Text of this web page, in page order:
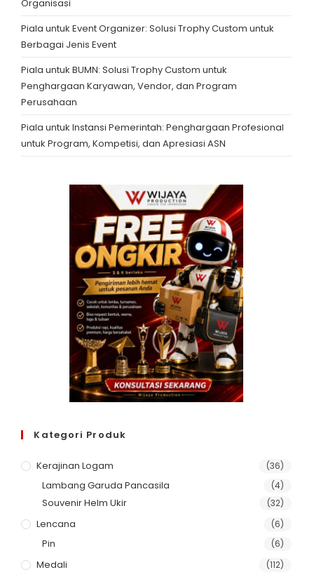
Organisasi
Piala untuk Event Organizer: Solusi Trophy Custom untuk
Berbagai Jenis Event
Piala untuk BUMN: Solusi Trophy Custom untuk
Penghargaan Karyawan, Vendor, dan Program
Perusahaan
Piala untuk Instansi Pemerintah: Penghargaan Profesional
untuk Program, Kompetisi, dan Apresiasi ASN
Kategori Produk
Kerajinan Logam (36)
Lambang Garuda Pancasila (4)
Souvenir Helm Ukir (32)
Lencana (6)
Pin (6)
Medali (112)